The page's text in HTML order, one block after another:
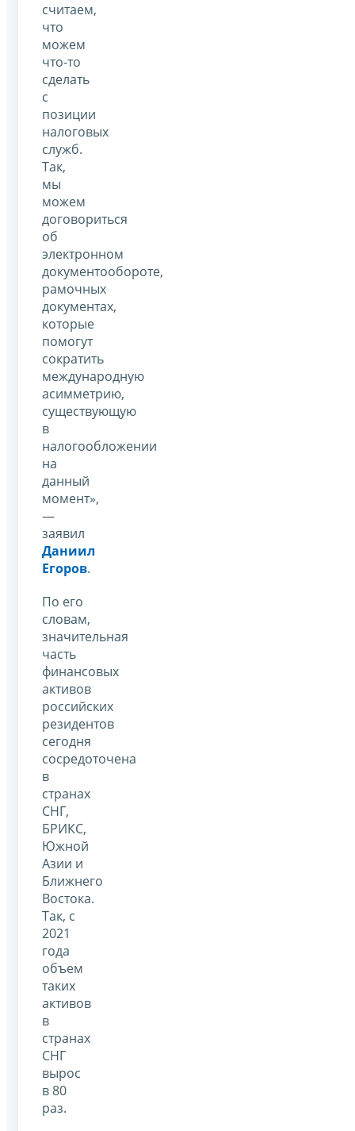
считаем,
что
можем
что-то
сделать
с
позиции
налоговых
служб.
Так,
мы
можем
договориться
об
электронном
документообороте,
рамочных
документах,
которые
помогут
сократить
международную
асимметрию,
существующую
в
налогообложении
на
данный
момент»,
—
заявил
Даниил
Егоров.
По его
словам,
значительная
часть
финансовых
активов
российских
резидентов
сегодня
сосредоточена
в
странах
СНГ,
БРИКС,
Южной
Азии и
Ближнего
Востока.
Так, с
2021
года
объем
таких
активов
в
странах
СНГ
вырос
в 80
раз.